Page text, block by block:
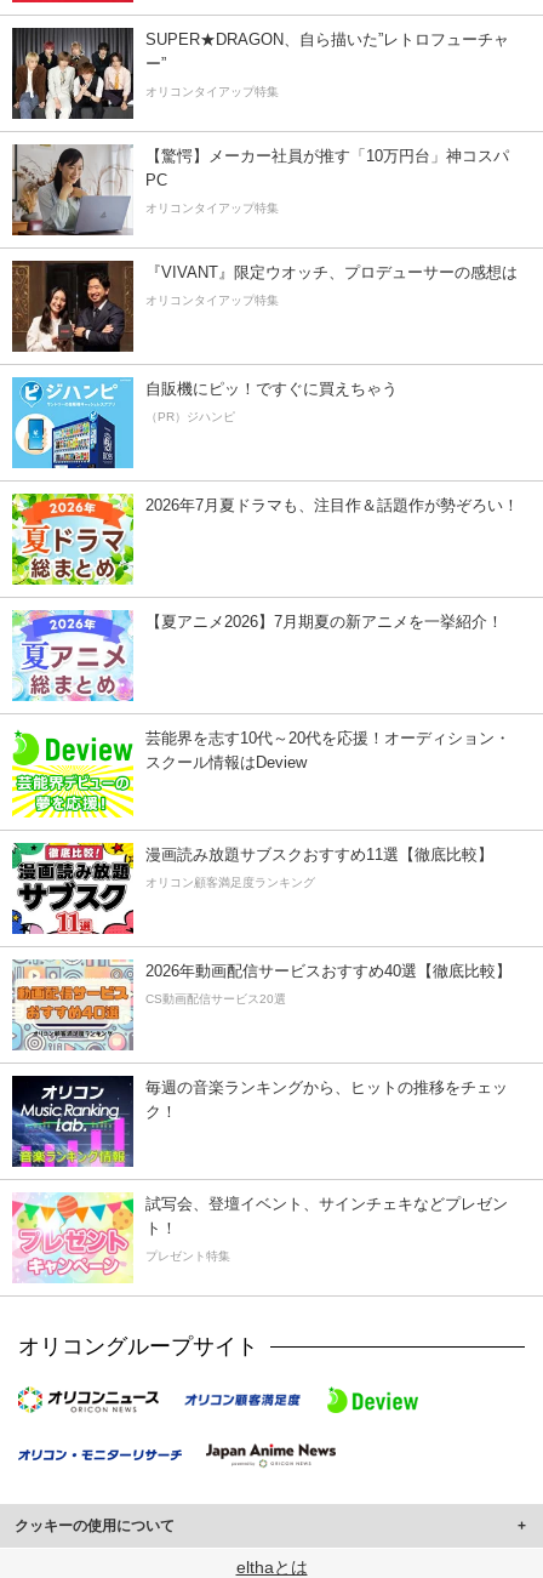
SUPER★DRAGON、自ら描いた”レトロフューチャ
ー”
オリコンタイアップ特集
【驚愕】メーカー社員が推す「10万円台」神コスパ
PC
オリコンタイアップ特集
『VIVANT』限定ウオッチ、プロデューサーの感想は
オリコンタイアップ特集
自販機にピッ！ですぐに買えちゃう
（PR）ジハンピ
2026年7月夏ドラマも、注目作＆話題作が勢ぞろい！
【夏アニメ2026】7月期夏の新アニメを一挙紹介！
芸能界を志す10代～20代を応援！オーディション・
スクール情報はDeview
漫画読み放題サブスクおすすめ11選【徹底比較】
オリコン顧客満足度ランキング
2026年動画配信サービスおすすめ40選【徹底比較】
CS動画配信サービス20選
毎週の音楽ランキングから、ヒットの推移をチェッ
ク！
試写会、登壇イベント、サインチェキなどプレゼン
ト！
プレゼント特集
オリコングループサイト
クッキーの使用について
このサイトでは Cookie を使用して、ユーザーに合わせたコンテンツや広告の
elthaとは